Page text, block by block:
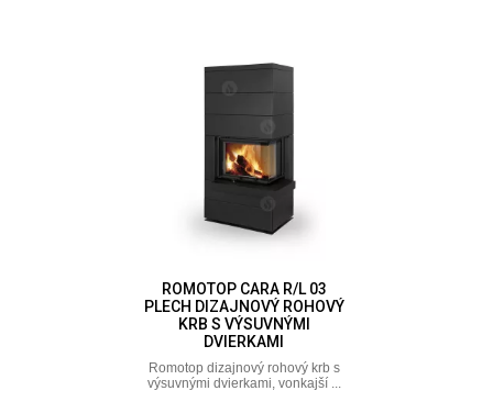
ROMOTOP CARA R/L 03
PLECH DIZAJNOVÝ ROHOVÝ
KRB S VÝSUVNÝMI
DVIERKAMI
Romotop dizajnový rohový krb s
výsuvnými dvierkami, vonkajší ...